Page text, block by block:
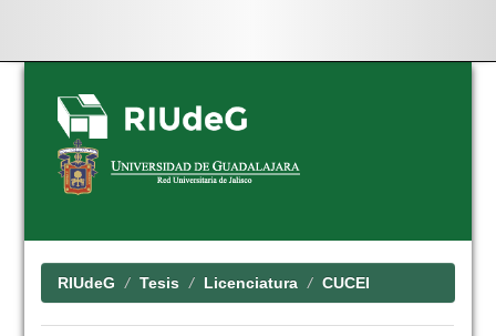
Skip
navigation
RIUdeG Tesis Licenciatura CUCEI